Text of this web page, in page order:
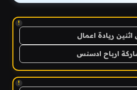
!
اثنين ريادة اعمال
ارباح ادسنس
!